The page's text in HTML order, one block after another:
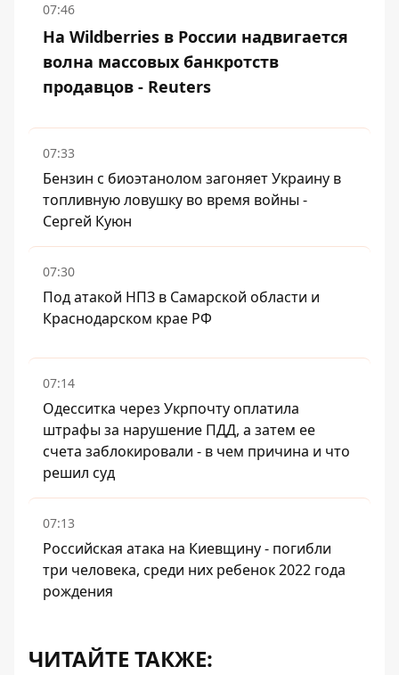
07:46
На Wildberries в России надвигается
волна массовых банкротств
продавцов - Reuters
07:33
Бензин с биоэтанолом загоняет Украину в
топливную ловушку во время войны -
Сергей Куюн
07:30
Под атакой НПЗ в Самарской области и
Краснодарском крае РФ
07:14
Одесситка через Укрпочту оплатила
штрафы за нарушение ПДД, а затем ее
счета заблокировали - в чем причина и что
решил суд
07:13
Российская атака на Киевщину - погибли
три человека, среди них ребенок 2022 года
рождения
ЧИТАЙТЕ ТАКЖЕ: